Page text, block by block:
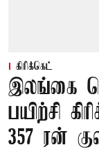
கிரிக்கெட்
இலங்கை
பயிற்சி
357 ரன்